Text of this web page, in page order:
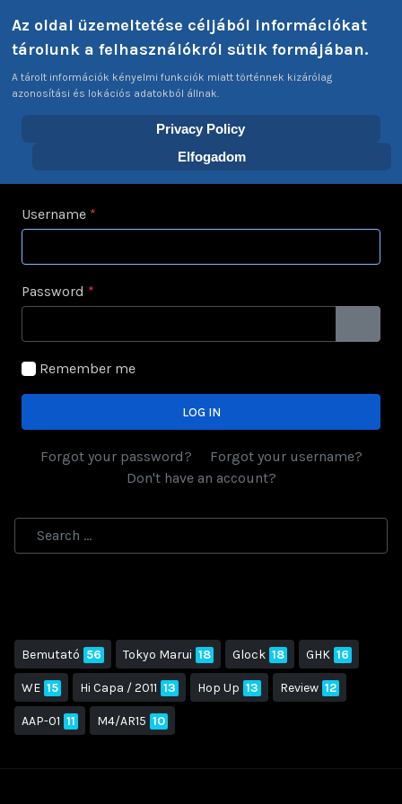
Select your language
EN LoginTags
Home
Username *
Password *
Remember me
LOG IN
Forgot your password?
Forgot your username?
Don't have an account?
Bemutató 56 Tokyo Marui 18 Glock 18 GHK 16
WE 15 Hi Capa / 2011 13 Hop Up 13 Review 12
AAP-01 11 M4/AR15 10
Az oldal üzemeltetése céljából információkat
tárolunk a felhasználókról sütik formájában.
A tárolt információk kényelmi funkciók miatt történnek kizárólag
azonosítási és lokációs adatokból állnak.
Privacy Policy
Elfogadom